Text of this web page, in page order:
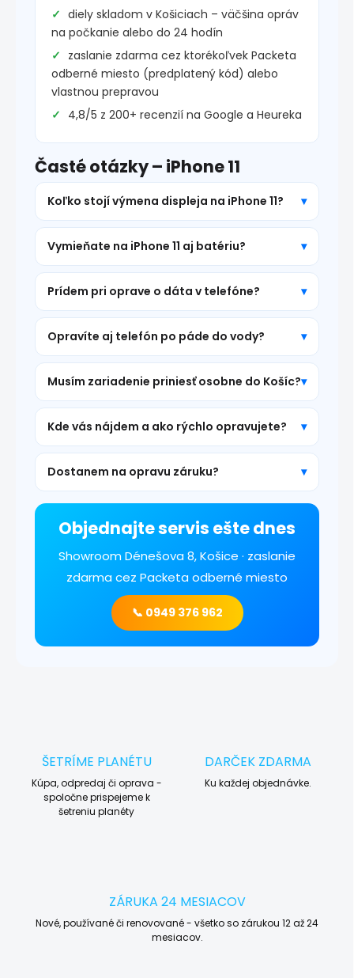
diely skladom v Košiciach – väčšina opráv
na počkanie alebo do 24 hodín
zaslanie zdarma cez ktorékoľvek Packeta
odberné miesto (predplatený kód) alebo
vlastnou prepravou
4,8/5 z 200+ recenzií na Google a Heureka
Časté otázky – iPhone 11
Koľko stojí výmena displeja na iPhone 11?
Vymieňate na iPhone 11 aj batériu?
Prídem pri oprave o dáta v telefóne?
Opravíte aj telefón po páde do vody?
Musím zariadenie priniesť osobne do Košíc?
Kde vás nájdem a ako rýchlo opravujete?
Dostanem na opravu záruku?
Objednajte servis ešte dnes
Showroom Dénešova 8, Košice · zaslanie
zdarma cez Packeta odberné miesto
📞 0949 376 962
ŠETRÍME PLANÉTU
Kúpa, odpredaj či oprava -
spoločne prispejeme k
šetreniu planéty
DARČEK ZDARMA
Ku každej objednávke.
ZÁRUKA 24 MESIACOV
Nové, používané či renovované - všetko so zárukou 12 až 24
mesiacov.